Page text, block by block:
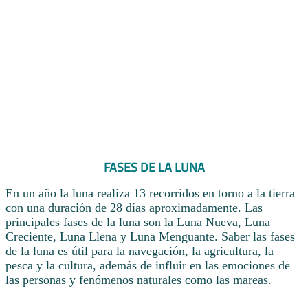
FASES DE LA LUNA
En un año la luna realiza 13 recorridos en torno a la tierra
con una duración de 28 días aproximadamente. Las
principales fases de la luna son la Luna Nueva, Luna
Creciente, Luna Llena y Luna Menguante. Saber las fases
de la luna es útil para la navegación, la agricultura, la
pesca y la cultura, además de influir en las emociones de
las personas y fenómenos naturales como las mareas.